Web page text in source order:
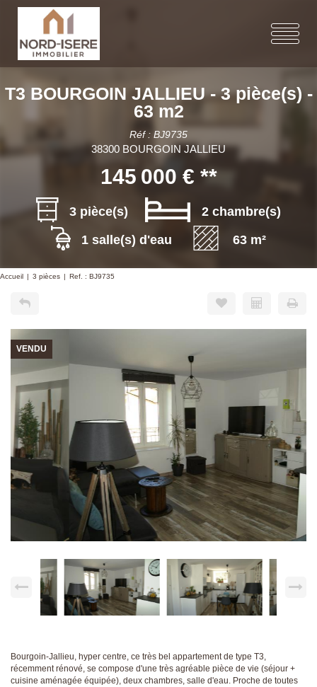
T3 BOURGOIN JALLIEU - 3 pièce(s) -
63 m2
Réf : BJ9735
38300 BOURGOIN JALLIEU
145 000 € **
3 pièce(s)
2 chambre(s)
1 salle(s) d'eau
63 m²
Accueil 3 pièces Ref. : BJ9735
VENDU
Bourgoin-Jallieu, hyper centre, ce très bel appartement de type T3,
récemment rénové, se compose d'une très agréable pièce de vie (séjour +
cuisine aménagée équipée), deux chambres, salle d'eau. Proche de toutes